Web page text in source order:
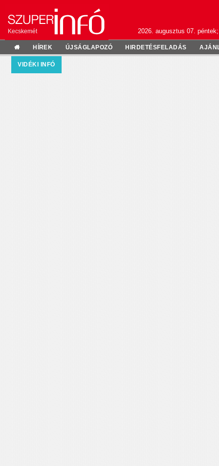
Kecskemét 2026. augusztus 07.
HÍREK ÚJSÁGLAPOZÓ HIRDETÉSFELADÁS
VIDÉKI INFÓ